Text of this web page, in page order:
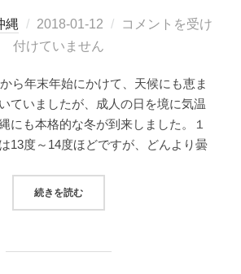
縄
投
稿
2018-01-12
コメントを受け
付けていません
ら年末年始にかけて、天候にも恵ま
ていましたが、成人の日を境に気温
にも本格的な冬が到来しました。１
13度～14度ほどですが、どんより曇
続きを読む“冬こそ訪れたい、海洋博公園 熱帯